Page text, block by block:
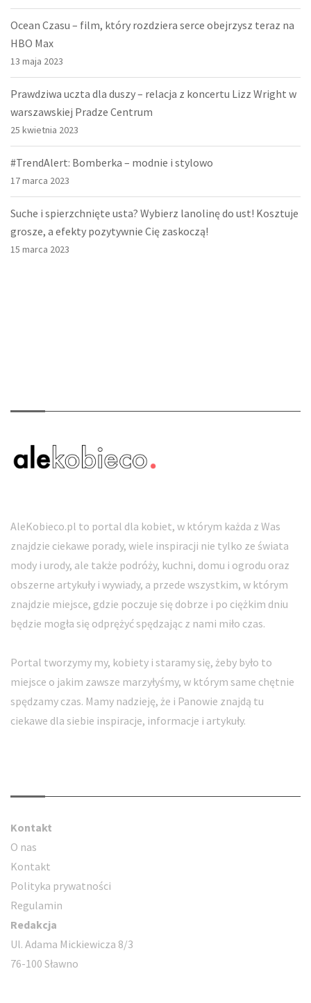
Ocean Czasu – film, który rozdziera serce obejrzysz teraz na
HBO Max
13 maja 2023
Prawdziwa uczta dla duszy – relacja z koncertu Lizz Wright w
warszawskiej Pradze Centrum
25 kwietnia 2023
#TrendAlert: Bomberka – modnie i stylowo
17 marca 2023
Suche i spierzchnięte usta? Wybierz lanolinę do ust! Kosztuje
grosze, a efekty pozytywnie Cię zaskoczą!
15 marca 2023
AleKobieco.pl to portal dla kobiet, w którym każda z Was
znajdzie ciekawe porady, wiele inspiracji nie tylko ze świata
mody i urody, ale także podróży, kuchni, domu i ogrodu oraz
obszerne artykuły i wywiady, a przede wszystkim, w którym
znajdzie miejsce, gdzie poczuje się dobrze i po ciężkim dniu
będzie mogła się odprężyć spędzając z nami miło czas.
Portal tworzymy my, kobiety i staramy się, żeby było to
miejsce o jakim zawsze marzyłyśmy, w którym same chętnie
spędzamy czas. Mamy nadzieję, że i Panowie znajdą tu
ciekawe dla siebie inspiracje, informacje i artykuły.
Kontakt
O nas
Kontakt
Polityka prywatności
Regulamin
Redakcja
Ul. Adama Mickiewicza 8/3
76-100 Sławno